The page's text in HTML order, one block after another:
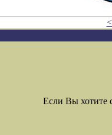
Если Вы хотите